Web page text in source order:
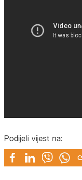
Podijeli vijest na: